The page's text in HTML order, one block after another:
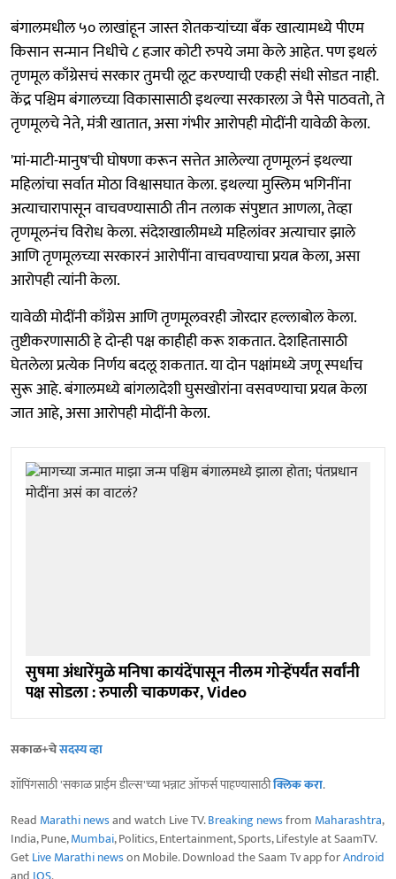
बंगालमधील ५० लाखांहून जास्त शेतकऱ्यांच्या बँक खात्यामध्ये पीएम
किसान सन्मान निधीचे ८ हजार कोटी रुपये जमा केले आहेत. पण इथलं
तृणमूल काँग्रेसचं सरकार तुमची लूट करण्याची एकही संधी सोडत नाही.
केंद्र पश्चिम बंगालच्या विकासासाठी इथल्या सरकारला जे पैसे पाठवतो, ते
तृणमूलचे नेते, मंत्री खातात, असा गंभीर आरोपही मोदींनी यावेळी केला.
'मां-माटी-मानुष'ची घोषणा करून सत्तेत आलेल्या तृणमूलनं इथल्या
महिलांचा सर्वात मोठा विश्वासघात केला. इथल्या मुस्लिम भगिनींना
अत्याचारापासून वाचवण्यासाठी तीन तलाक संपुष्टात आणला, तेव्हा
तृणमूलनंच विरोध केला. संदेशखालीमध्ये महिलांवर अत्याचार झाले
आणि तृणमूलच्या सरकारनं आरोपींना वाचवण्याचा प्रयत्न केला, असा
आरोपही त्यांनी केला.
यावेळी मोदींनी काँग्रेस आणि तृणमूलवरही जोरदार हल्लाबोल केला.
तुष्टीकरणासाठी हे दोन्ही पक्ष काहीही करू शकतात. देशहितासाठी
घेतलेला प्रत्येक निर्णय बदलू शकतात. या दोन पक्षांमध्ये जणू स्पर्धाच
सुरू आहे. बंगालमध्ये बांगलादेशी घुसखोरांना वसवण्याचा प्रयत्न केला
जात आहे, असा आरोपही मोदींनी केला.
सुषमा अंधारेंमुळे मनिषा कायंदेंपासून नीलम गोऱ्हेंपर्यंत सर्वांनी
पक्ष सोडला : रुपाली चाकणकर, Video
सकाळ+चेसदस्य व्हा
शॉपिंगसाठी 'सकाळ प्राईम डील्स'च्या भन्नाट ऑफर्स पाहण्यासाठीक्लिक करा.
Read Marathi newsand watch Live TV.Breaking newsfrom Maharashtra,
India, Pune,Mumbai, Politics, Entertainment, Sports, Lifestyle at SaamTV.
GetLive Marathi newson Mobile. Download the Saam Tv app forAndroid